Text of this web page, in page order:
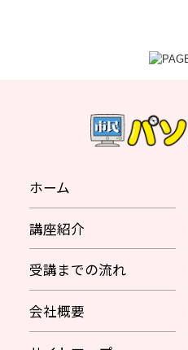
ホーム
講座紹介
受講までの流れ
会社概要